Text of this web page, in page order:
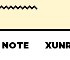
NOTE